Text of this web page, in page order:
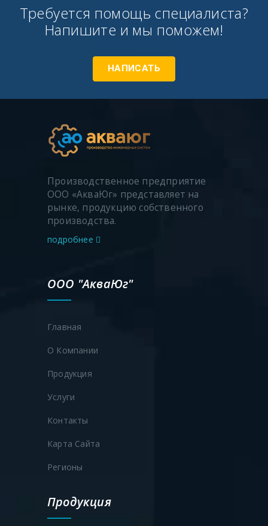
Требуется помощь специалиста?
Напишите и мы поможем!
НАПИСАТЬ
Производственное предприятие
ООО «АкваЮг» представляет на
рынке, продукцию собственного
производства.
подробнее
ООО "АкваЮг"
Главная
О Компании
Продукция
Услуги
Контакты
Карта Сайта
Регионы
Продукция